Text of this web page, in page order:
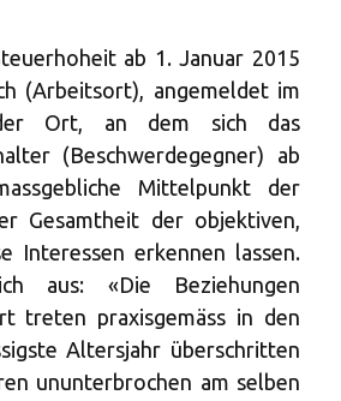
ab 1. Januar 2015
(Arbeitsort), angemeldet im
Ort, an dem sich das
(Beschwerdegegner) ab
Mittelpunkt der
Gesamtheit der objektiven,
Interessen erkennen lassen.
aus: «Die Beziehungen
treten praxisgemäss in den
Altersjahr überschritten
ununterbrochen am selben